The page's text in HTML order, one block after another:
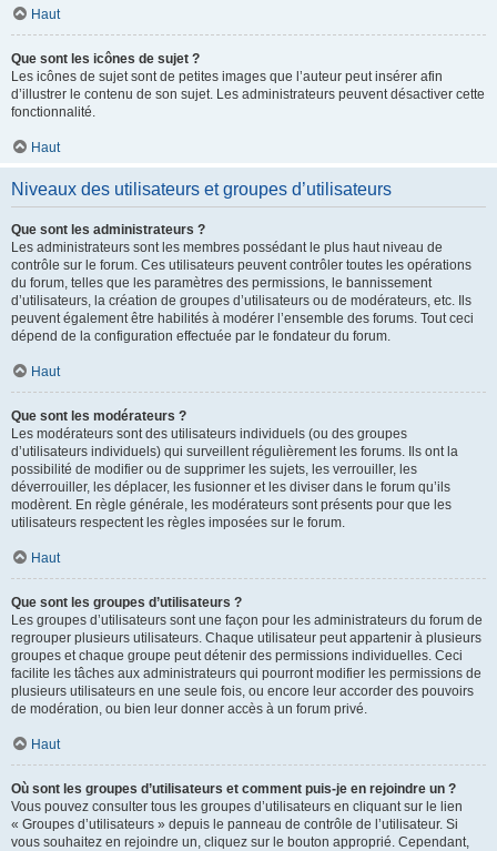
Haut
Que sont les icônes de sujet ?
Les icônes de sujet sont de petites images que l’auteur peut insérer afin
d’illustrer le contenu de son sujet. Les administrateurs peuvent désactiver cette
fonctionnalité.
Haut
Niveaux des utilisateurs et groupes d’utilisateurs
Que sont les administrateurs ?
Les administrateurs sont les membres possédant le plus haut niveau de
contrôle sur le forum. Ces utilisateurs peuvent contrôler toutes les opérations
du forum, telles que les paramètres des permissions, le bannissement
d’utilisateurs, la création de groupes d’utilisateurs ou de modérateurs, etc. Ils
peuvent également être habilités à modérer l’ensemble des forums. Tout ceci
dépend de la configuration effectuée par le fondateur du forum.
Haut
Que sont les modérateurs ?
Les modérateurs sont des utilisateurs individuels (ou des groupes
d’utilisateurs individuels) qui surveillent régulièrement les forums. Ils ont la
possibilité de modifier ou de supprimer les sujets, les verrouiller, les
déverrouiller, les déplacer, les fusionner et les diviser dans le forum qu’ils
modèrent. En règle générale, les modérateurs sont présents pour que les
utilisateurs respectent les règles imposées sur le forum.
Haut
Que sont les groupes d’utilisateurs ?
Les groupes d’utilisateurs sont une façon pour les administrateurs du forum de
regrouper plusieurs utilisateurs. Chaque utilisateur peut appartenir à plusieurs
groupes et chaque groupe peut détenir des permissions individuelles. Ceci
facilite les tâches aux administrateurs qui pourront modifier les permissions de
plusieurs utilisateurs en une seule fois, ou encore leur accorder des pouvoirs
de modération, ou bien leur donner accès à un forum privé.
Haut
Où sont les groupes d’utilisateurs et comment puis-je en rejoindre un ?
Vous pouvez consulter tous les groupes d’utilisateurs en cliquant sur le lien
« Groupes d’utilisateurs » depuis le panneau de contrôle de l’utilisateur. Si
vous souhaitez en rejoindre un, cliquez sur le bouton approprié. Cependant,